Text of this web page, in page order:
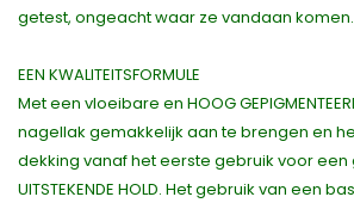
getest, ongeacht waar ze vandaan komen.
EEN KWALITEITSFORMULE
Met een vloeibare en HOOG
nagellak gemakkelijk aan te brengen en
dekking vanaf het eerste gebruik voor een
UITSTEKENDE HOLD. Het gebruik van een